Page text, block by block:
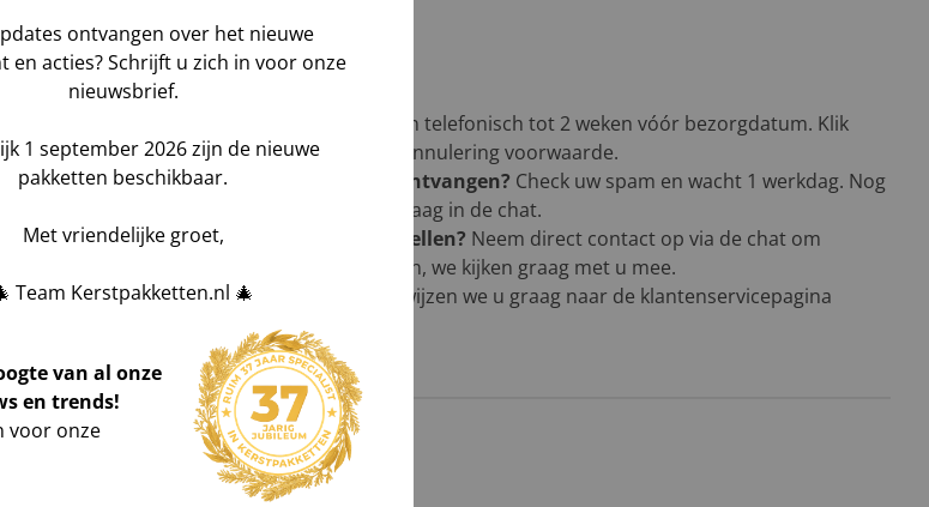
1
Alleen telefonisch tot 2 weken vóór bezorgdatum. Klik
HIERvoor de wijziging en annulering voorwaarde.
Geen bestelbevestiging ontvangen? Check uw spam en wacht 1 werkdag. Nog
niets gevonden? Stel uw vraag in de chat.
Foutmelding tijdens bestellen? Neem direct contact op via de chat om
teleurstelling te voorkomen, we kijken graag met u mee.
Voor meer informatie verwijzen we u graag naar de klantenservicepagina
ontvangen over het nieuwe
en acties? Schrijft u zich in voor onze
nieuwsbrief.
1 september 2026 zijn de nieuwe
pakketten beschikbaar.
Met vriendelijke groet,
Team Kerstpakketten.nl 🎄
van al onze
en trends!
voor onze